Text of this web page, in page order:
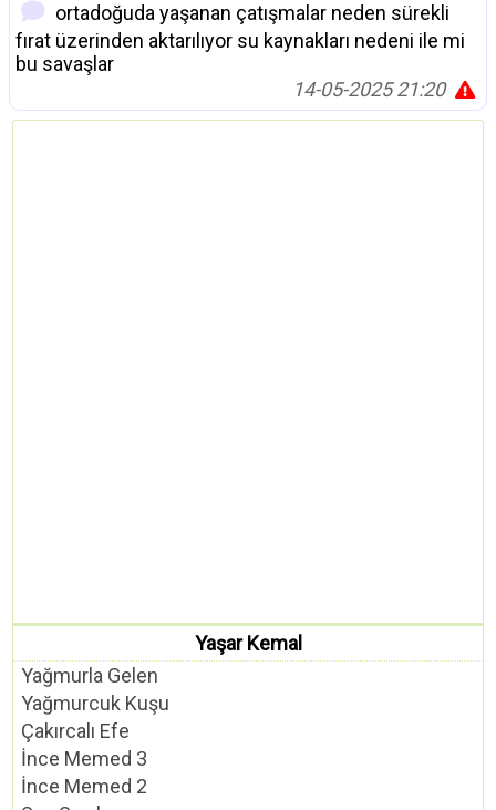
ortadoğuda yaşanan çatışmalar neden sürekli
fırat üzerinden aktarılıyor su kaynakları nedeni ile mi
bu savaşlar
14-05-2025 21:20
Yaşar Kemal
Yağmurla Gelen
Yağmurcuk Kuşu
Çakırcalı Efe
İnce Memed 3
İnce Memed 2